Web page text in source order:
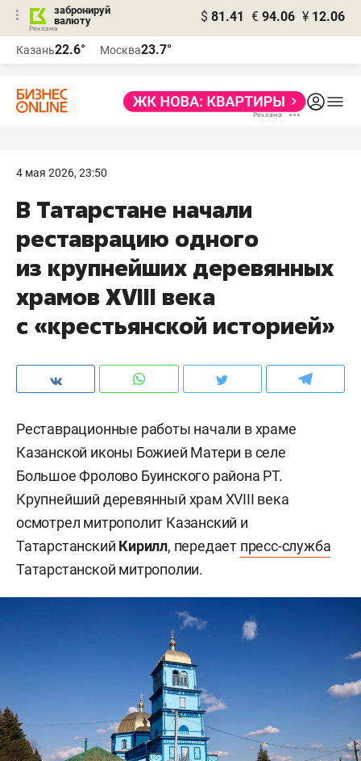
забронируй
валюту
$ 81.41 € 94.06 ¥ 12.06
Казань22.6° Москва23.7°
4 мая 2026, 23:50
В Татарстане начали
реставрацию одного
из крупнейших деревянных
храмов XVIII века
с «крестьянской историей»
Реставрационные работы начали в храме
Казанской иконы Божией Матери в селе
Большое Фролово Буинского района РТ.
Крупнейший деревянный храм XVIII века
осмотрел митрополит Казанский и
Татарстанский Кирилл, передает пресс-служба
Татарстанской митрополии.